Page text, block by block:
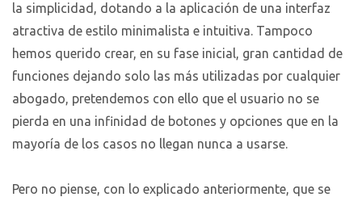
la simplicidad, dotando a la aplicación de una interfaz
atractiva de estilo minimalista e intuitiva. Tampoco
hemos querido crear, en su fase inicial, gran cantidad de
funciones dejando solo las más utilizadas por cualquier
abogado, pretendemos con ello que el usuario no se
pierda en una infinidad de botones y opciones que en la
mayoría de los casos no llegan nunca a usarse.
Pero no piense, con lo explicado anteriormente, que se